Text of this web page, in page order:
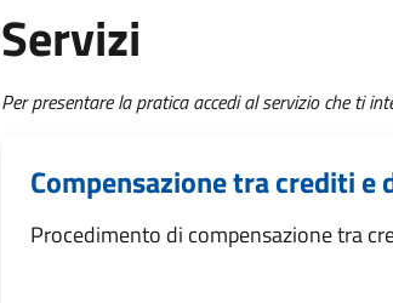
Servizi
Per presentare la pratica accedi al servizio che ti
Compensazione tra crediti
Procedimento di compensazione tra